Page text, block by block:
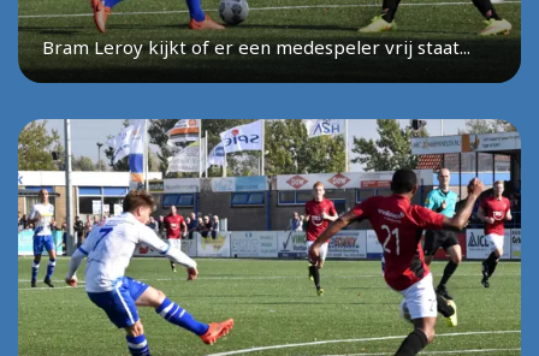
Bram Leroy kijkt of er een medespeler vrij staat...